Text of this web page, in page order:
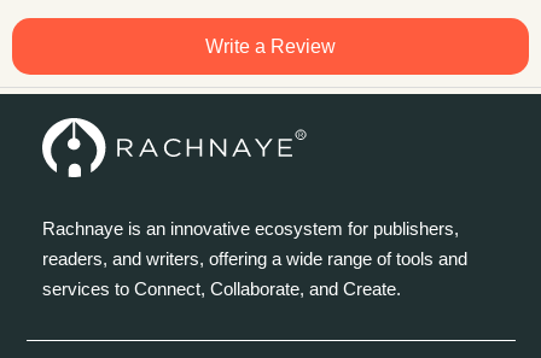
Write a Review
Rachnaye is an innovative ecosystem for publishers,
readers, and writers, offering a wide range of tools and
services to Connect, Collaborate, and Create.